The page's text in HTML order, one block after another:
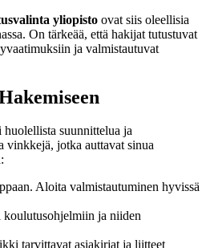
yliopisto ovat siis oleellisia
On tärkeää, että hakijat tutustuvat
ja valmistautuvat
suunnittelua ja
vinkkejä, jotka auttavat sinua
Aloita valmistautuminen hyvissä
ja niiden
tarvittavat asiakirjat ja liitteet